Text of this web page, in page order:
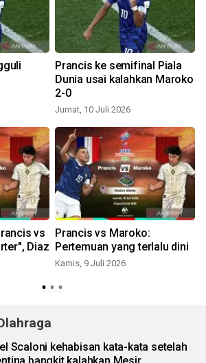
Prancis ke semifinal Piala
Dunia usai kalahkan Maroko
2-0
Jumat, 10 Juli 2026
vs
Diaz
Prancis vs Maroko:
Pertemuan yang terlalu dini
Kamis, 9 Juli 2026
Scaloni kehabisan kata-kata setelah